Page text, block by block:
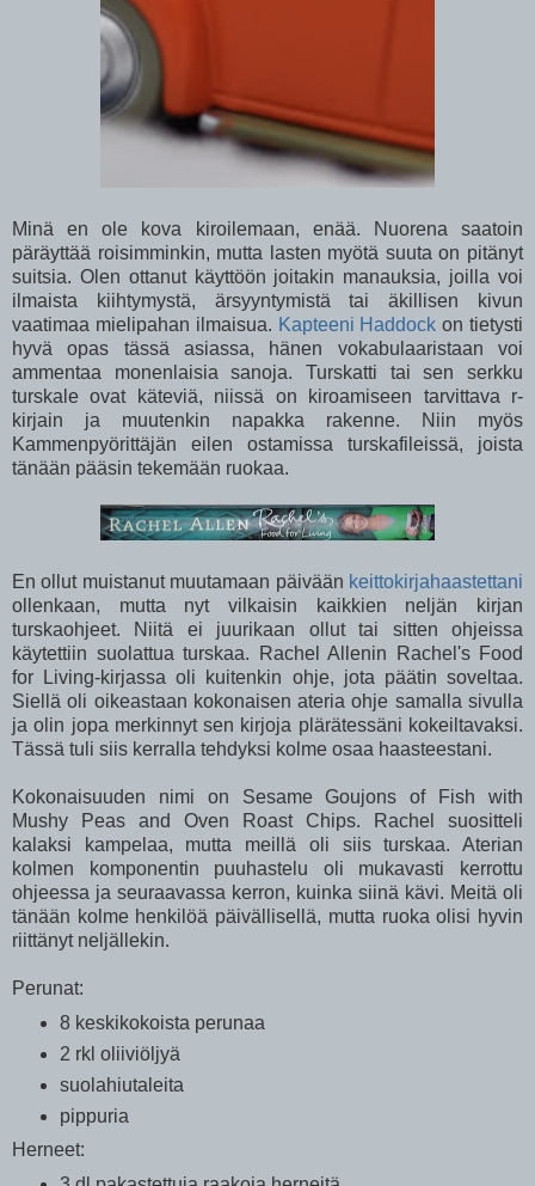
Minä en ole kova kiroilemaan, enää. Nuorena saatoin
päräyttää roisimminkin, mutta lasten myötä suuta on pitänyt
suitsia. Olen ottanut käyttöön joitakin manauksia, joilla voi
ilmaista kiihtymystä, ärsyyntymistä tai äkillisen kivun
vaatimaa mielipahan ilmaisua. Kapteeni Haddock on tietysti
hyvä opas tässä asiassa, hänen vokabulaaristaan voi
ammentaa monenlaisia sanoja. Turskatti tai sen serkku
turskale ovat käteviä, niissä on kiroamiseen tarvittava r-
kirjain ja muutenkin napakka rakenne. Niin myös
Kammenpyörittäjän eilen ostamissa turskafileissä, joista
tänään pääsin tekemään ruokaa.
En ollut muistanut muutamaan päivään keittokirjahaastettani
ollenkaan, mutta nyt vilkaisin kaikkien neljän kirjan
turskaohjeet. Niitä ei juurikaan ollut tai sitten ohjeissa
käytettiin suolattua turskaa. Rachel Allenin Rachel's Food
for Living-kirjassa oli kuitenkin ohje, jota päätin soveltaa.
Siellä oli oikeastaan kokonaisen ateria ohje samalla sivulla
ja olin jopa merkinnyt sen kirjoja plärätessäni kokeiltavaksi.
Tässä tuli siis kerralla tehdyksi kolme osaa haasteestani.
Kokonaisuuden nimi on Sesame Goujons of Fish with
Mushy Peas and Oven Roast Chips. Rachel suositteli
kalaksi kampelaa, mutta meillä oli siis turskaa. Aterian
kolmen komponentin puuhastelu oli mukavasti kerrottu
ohjeessa ja seuraavassa kerron, kuinka siinä kävi. Meitä oli
tänään kolme henkilöä päivällisellä, mutta ruoka olisi hyvin
riittänyt neljällekin.
Perunat:
8 keskikokoista perunaa
2 rkl oliiviöljyä
suolahiutaleita
pippuria
Herneet: